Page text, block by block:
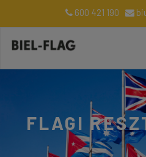
600 421 190
FLAGI